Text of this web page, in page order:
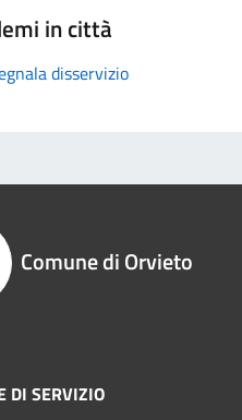
in città
disservizio
Comune di Orvieto
DI SERVIZIO